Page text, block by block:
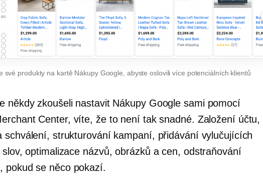
své produkty na kartě Nákupy Google, abyste oslovili více potenciálních klientů
někdy zkoušeli nastavit Nákupy Google sami pomocí
Center, víte, že to není tak snadné. Založení účtu,
schválení, strukturování kampaní, přidávání vylučujících
slov, optimalizace názvů, obrázků a cen, odstraňování
pokud se něco pokazí.